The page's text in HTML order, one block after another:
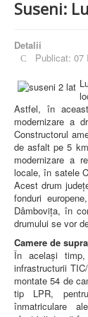
Suseni:
Detalii
Publicat: 07
Astfel, în
modernizare a
Constructorul
de asfalt pe 5
modernizare a
locale, în satele
Acest drum
fonduri
Dâmbovița, în
drumului se vor
Camere de
În același timp,
infrastructurii
montate 54 de
tip LPR,
înmatriculare